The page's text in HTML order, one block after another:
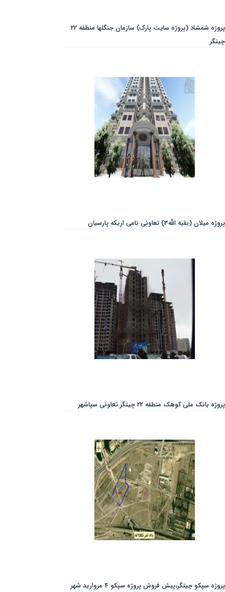
پروژه شمشاد (پروژه سایت پارک) سازمان جنگلها منطقه 22
چیتگر
پروژه میلان (بقیه الله3) تعاونی نامی اریکه پارسیان
پروژه بانک ملی کوهک منطقه 22 چیتگر تعاونی سپاشهر
پروژه سپکو چیتگر،پیش فروش پروژه سپکو 4 مروارید شهر